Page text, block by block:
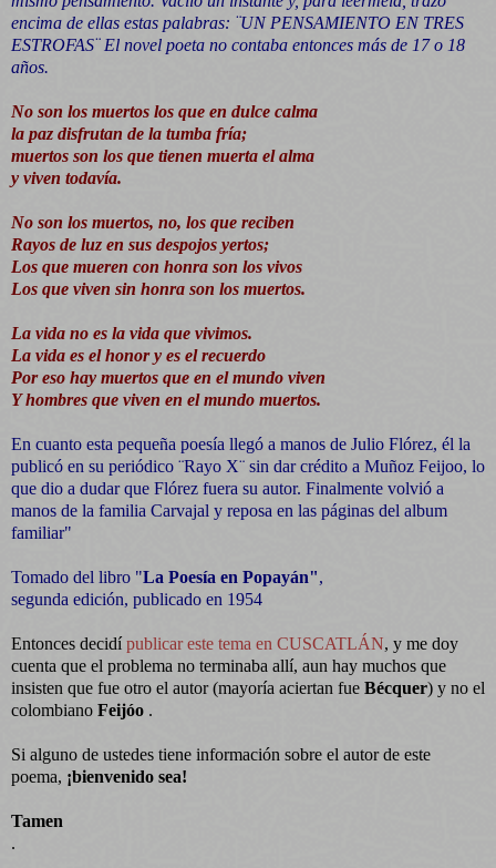
encima de ellas estas palabras: ¨UN PENSAMIENTO EN TRES
ESTROFAS¨ El novel poeta no contaba entonces más de 17 o 18
años.
No son los muertos los que en dulce calma
la paz disfrutan de la tumba fría;
muertos son los que tienen muerta el alma
y viven todavía.
No son los muertos, no, los que reciben
Rayos de luz en sus despojos yertos;
Los que mueren con honra son los vivos
Los que viven sin honra son los muertos.
La vida no es la vida que vivimos.
La vida es el honor y es el recuerdo
Por eso hay muertos que en el mundo viven
Y hombres que viven en el mundo muertos.
En cuanto esta pequeña poesía llegó a manos de Julio Flórez, él la
publicó en su periódico ¨Rayo X¨ sin dar crédito a Muñoz Feijoo, lo
que dio a dudar que Flórez fuera su autor. Finalmente volvió a
manos de la familia Carvajal y reposa en las páginas del album
familiar"
Tomado del libro "La Poesía en Popayán",
segunda edición, publicado en 1954
Entonces decidípublicar este tema en CUSCATLÁN, y me doy
cuenta que el problema no terminaba allí, aun hay muchos que
insisten que fue otro el autor (mayoría aciertan fue Bécquer) y no el
colombiano Feijóo .
Si alguno de ustedes tiene información sobre el autor de este
poema, ¡bienvenido sea!
Tamen
.